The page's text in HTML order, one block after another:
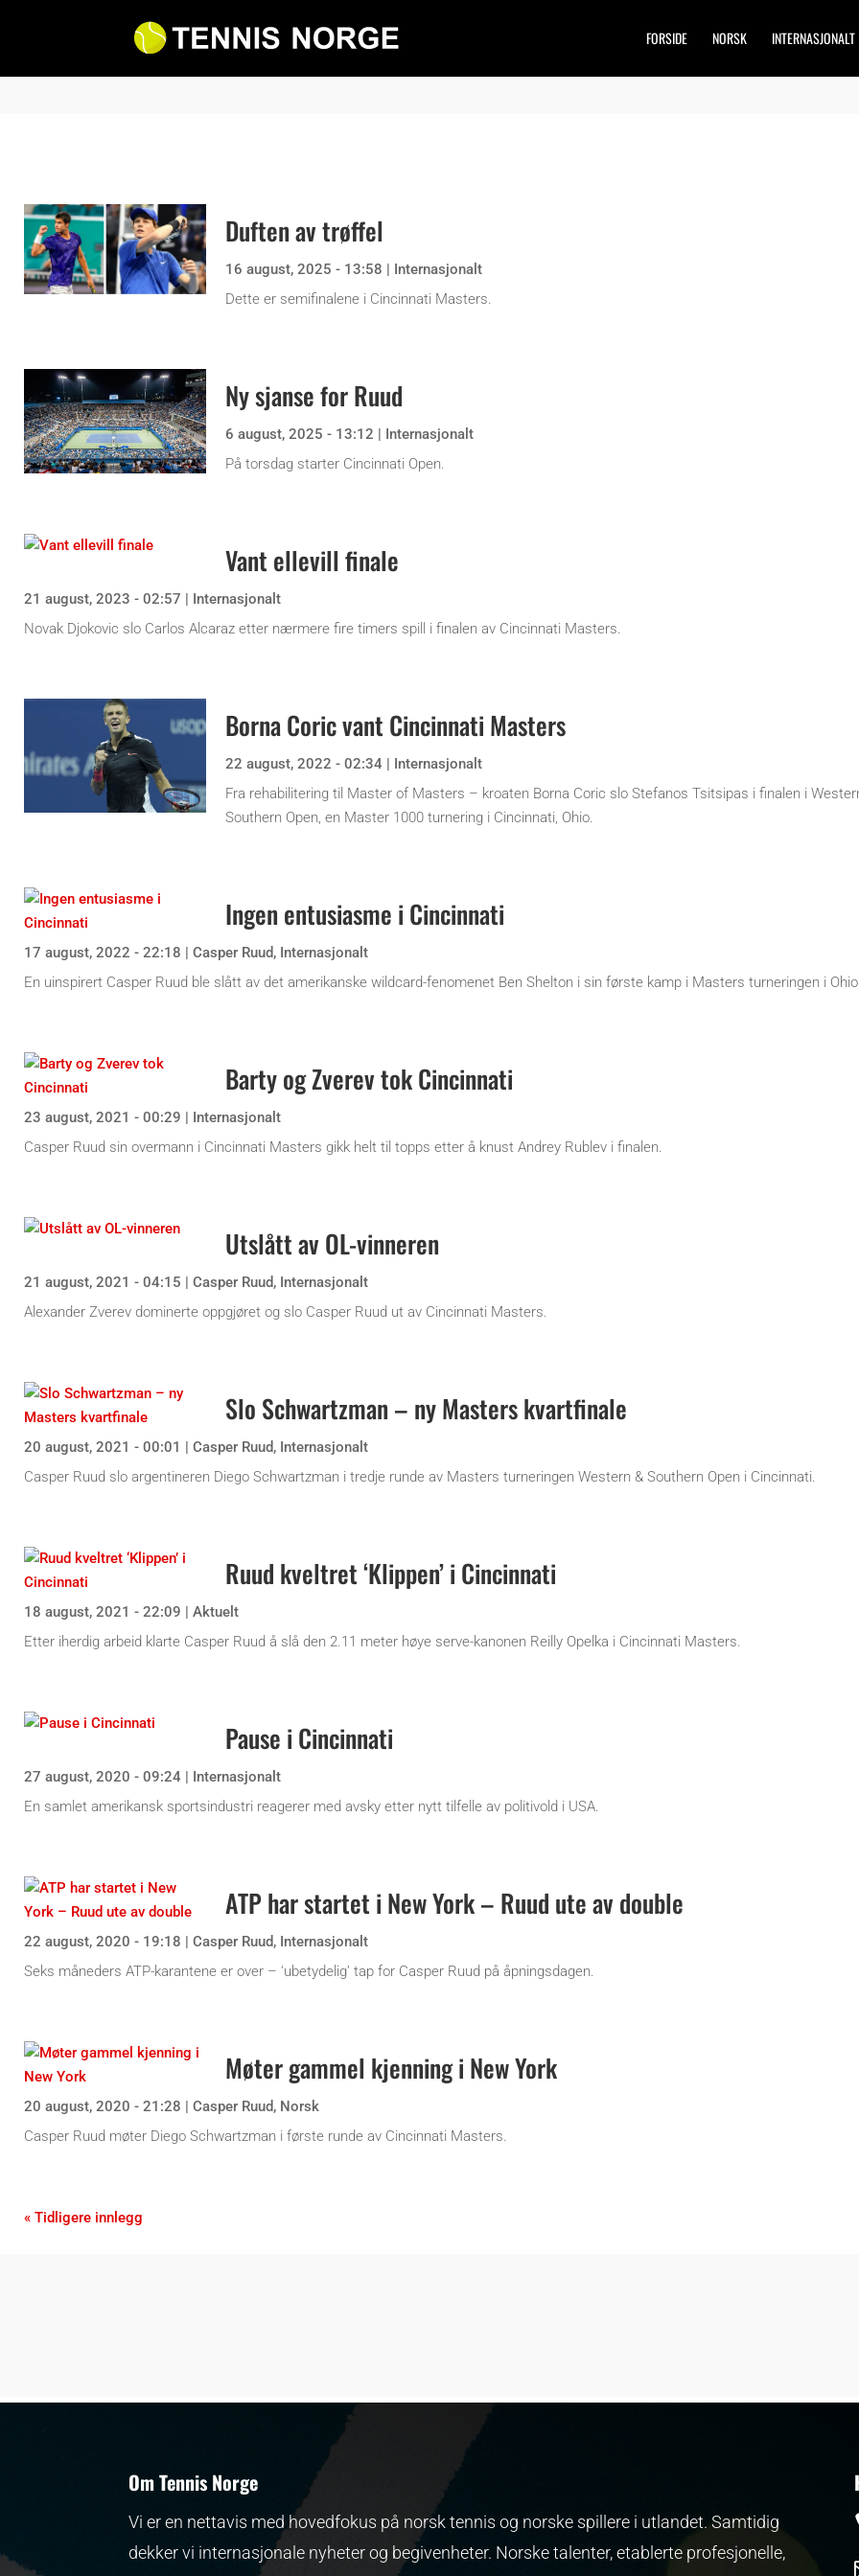
FORSIDE NORSK INTERNASJONALT
Duften av trøffel
16 august, 2025 - 13:58
Internasjonalt
Dette er semifinalene i Cincinnati Masters.
Ny sjanse for Ruud
6 august, 2025 - 13:12
Internasjonalt
På torsdag starter Cincinnati Open.
Vant ellevill finale
21 august, 2023 - 02:57
Internasjonalt
Novak Djokovic slo Carlos Alcaraz etter nærmere fire timers spill i finalen av Cincinnati Masters.
Borna Coric vant Cincinnati Masters
22 august, 2022 - 02:34
Internasjonalt
Fra rehabilitering til Master of Masters – kroaten Borna Coric slo Stefanos Tsitsipas i finalen i
Southern Open, en Master 1000 turnering i Cincinnati, Ohio.
Ingen entusiasme i Cincinnati
17 august, 2022 - 22:18 Casper Ruud, Internasjonalt
En uinspirert Casper Ruud ble slått av det amerikanske wildcard-fenomenet Ben Shelton i sin første kamp i Masters turneringen i
Barty og Zverev tok Cincinnati
23 august, 2021 - 00:29
Internasjonalt
Casper Ruud sin overmann i Cincinnati Masters gikk helt til topps etter å knust Andrey Rublev i finalen.
Utslått av OL-vinneren
21 august, 2021 - 04:15 Casper Ruud, Internasjonalt
Alexander Zverev dominerte oppgjøret og slo Casper Ruud ut av Cincinnati Masters.
Slo Schwartzman – ny Masters kvartfinale
20 august, 2021 - 00:01 Casper Ruud, Internasjonalt
Casper Ruud slo argentineren Diego Schwartzman i tredje runde av Masters turneringen Western & Southern Open i Cincinnati.
Ruud kveltret ‘Klippen’ i Cincinnati
18 august, 2021 - 22:09
Aktuelt
Etter iherdig arbeid klarte Casper Ruud å slå den 2.11 meter høye serve-kanonen Reilly Opelka i Cincinnati Masters.
Pause i Cincinnati
27 august, 2020 - 09:24
Internasjonalt
En samlet amerikansk sportsindustri reagerer med avsky etter nytt tilfelle av politivold i USA.
ATP har startet i New York – Ruud ute av double
22 august, 2020 - 19:18 Casper Ruud, Internasjonalt
Seks måneders ATP-karantene er over – ‘ubetydelig’ tap for Casper Ruud på åpningsdagen.
Møter gammel kjenning i New York
20 august, 2020 - 21:28 Casper Ruud, Norsk
Casper Ruud møter Diego Schwartzman i første runde av Cincinnati Masters.
« Tidligere innlegg
Om Tennis Norge
Vi er en nettavis med hovedfokus på norsk tennis og norske spillere i utlandet. Samtidig
dekker vi internasjonale nyheter og begivenheter. Norske talenter, etablerte profesjonelle,